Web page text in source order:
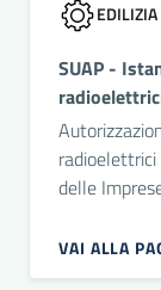
SUAP -
delle
VAI ALLA